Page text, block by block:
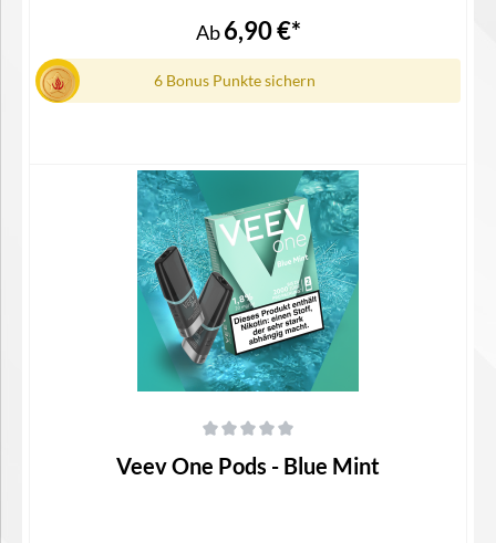
Geschmacksrichtung1x Gebrauchsinfomation
Ab6,90 €*
6 Bonus Punkte sichern
Details
Veev One Pods - Blue Mint